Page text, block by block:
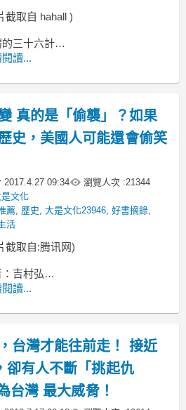
截取自 hahall )
的三十六計
是三十六種計策，
來說，
讀...
真的是「偷襲」？如果
史，美國人可能還會偷笑
2017.4.27 09:34 瀏覽人次 :21344
文化
薦, 歷史, 大是文化23946, 好書摘錄,
活
截取自:腾讯网)
吉村弘
日戰爭泥沼的日本，
讀...
台灣才能往前走！ 接近
卻有人不斷「挑起仇
台灣 最大威脅！